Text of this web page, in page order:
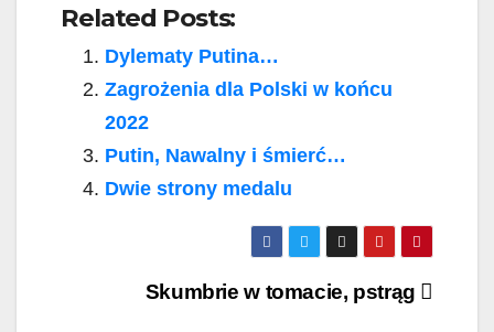
Related Posts:
Dylematy Putina…
Zagrożenia dla Polski w końcu
2022
Putin, Nawalny i śmierć…
Dwie strony medalu
Skumbrie w tomacie, pstrąg